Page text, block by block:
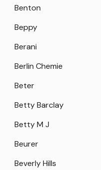
Benton
Beppy
Berani
Berlin Chemie
Beter
Betty Barclay
Betty M J
Beurer
Beverly Hills